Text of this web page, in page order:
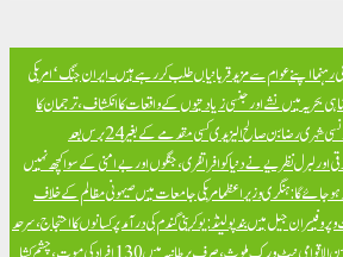
رہنما اپنے عوام سے مزید قربانیاں طلب کر رہے ہیں۔ایران جنگ ‘امریکی
بحریہ میں نشے اور جنسی زیادتیوں کے واقعات کا انکشاف، ترجمان کا
تیونسی شہری رضا بن صالح الیزیدی کسی مقدمے کے بغیر 24 برس بعد
اور لبرل نظریے نے دنیا کو افراتفری، جنگوں اور بےامنی کے سوا کچھ نہیں
جائے گا: ہنگری وزیراعظمامریکی جامعات میں صیہونی مظالم کے خلاف
جیل میں بندپولینڈ: یوکرینی گندم کی درآمد پر کسانوں کا احتجاج، سرحد
خود کشی کے لیے آن لائن سہولت، بین الاقوامی نیٹ ورک ملوث، صرف برطانیہ میں 130 افراد کی موت، چشم کشا